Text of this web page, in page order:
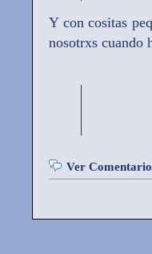
Y con cositas
nosotrxs cuando
Ver